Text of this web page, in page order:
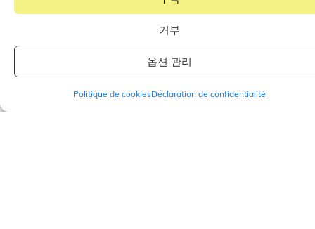
거부
옵션 관리
Politique de cookiesDéclaration de confidentialité